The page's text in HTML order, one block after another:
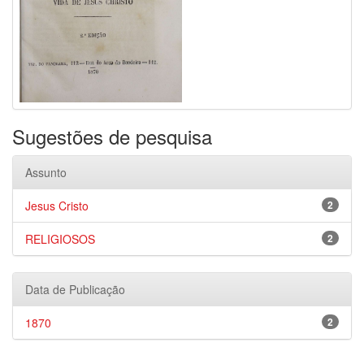
Sugestões de pesquisa
Assunto
2
Jesus Cristo
2
RELIGIOSOS
Data de Publicação
2
1870